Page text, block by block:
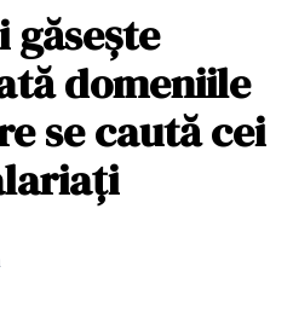
domeniile
se caută cei